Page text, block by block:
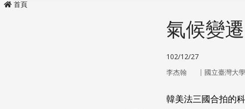
首頁
氣候變
102/12/27
李杰翰 ｜ 國立臺灣大
韓美法三國合拍的